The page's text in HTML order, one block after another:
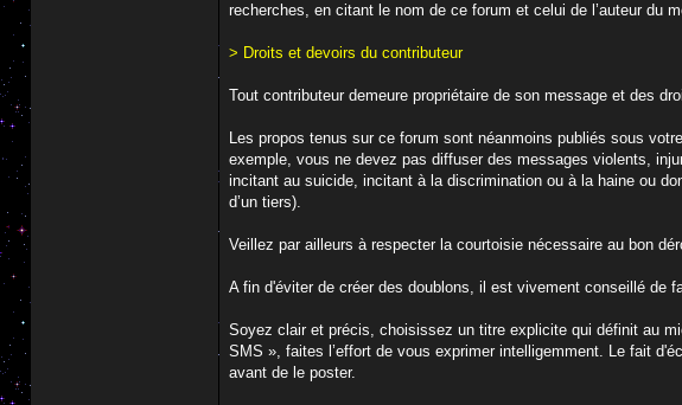
recherches, en citant le nom de ce forum et celui de l’auteur du
> Droits et devoirs du contributeur
Tout contributeur demeure propriétaire de son message et des
Les propos tenus sur ce forum sont néanmoins publiés sous
exemple, vous ne devez pas diffuser des messages violents,
incitant au suicide, incitant à la discrimination ou à la haine ou
d’un tiers).
Veillez par ailleurs à respecter la courtoisie nécessaire au bon
A fin d'éviter de créer des doublons, il est vivement conseillé de
Soyez clair et précis, choisissez un titre explicite qui définit au
SMS », faites l’effort de vous exprimer intelligemment. Le fait
avant de le poster.